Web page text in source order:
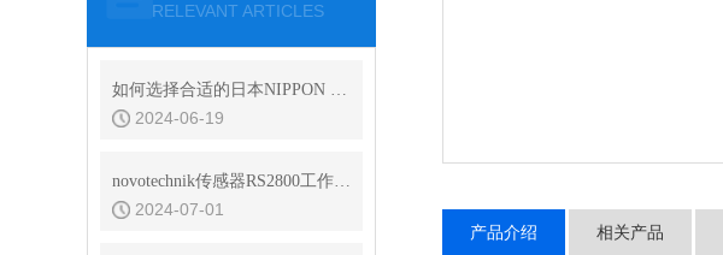
RELEVANT ARTICLES
如何选择合适的日本NIPPON GEAR齿轮以提升工作效率
2024-06-19
novotechnik传感器RS2800工作原理
2024-07-01
产品介绍 相关产品